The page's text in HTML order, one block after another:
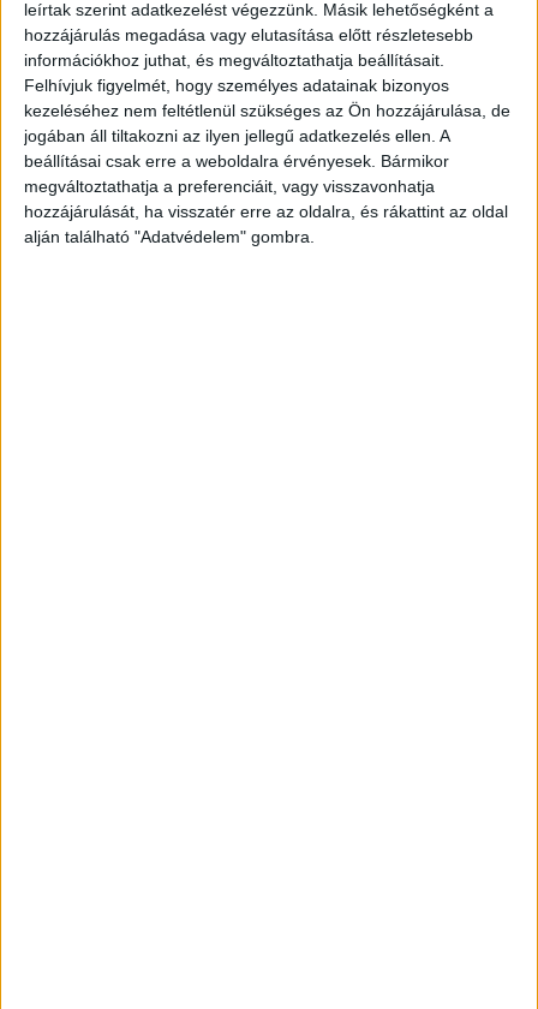
leírtak szerint adatkezelést végezzünk. Másik lehetőségként a
hozzájárulás megadása vagy elutasítása előtt részletesebb
információkhoz juthat, és megváltoztathatja beállításait.
Felhívjuk figyelmét, hogy személyes adatainak bizonyos
kezeléséhez nem feltétlenül szükséges az Ön hozzájárulása, de
jogában áll tiltakozni az ilyen jellegű adatkezelés ellen. A
beállításai csak erre a weboldalra érvényesek. Bármikor
megváltoztathatja a preferenciáit, vagy visszavonhatja
hozzájárulását, ha visszatér erre az oldalra, és rákattint az oldal
alján található "Adatvédelem" gombra.
„Novemberben utcára tenni egy